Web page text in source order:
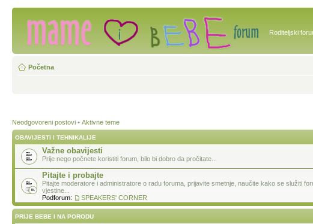
Roditeljski
Početna
Neodgovoreni postovi • Aktivne teme
OBAVIJESTI I TEHNIKALIJE
Važne obavijesti
Prije nego počnete koristiti forum, bilo bi dobro da pročitate...
Pitajte i probajte
Pitajte moderatore i administratore o radu foruma, prijavite smetnje, naučite kako se služiti
vjestine...
Podforum:
SPEAKERS' CORNER
PRIJE BEBE I NA PORODU